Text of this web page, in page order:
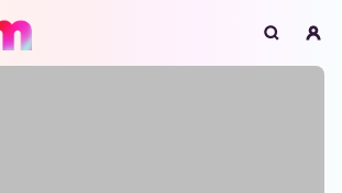
niet ondersteund